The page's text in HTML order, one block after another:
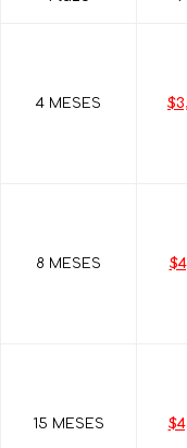
4 MESES
8 MESES
15 MESES